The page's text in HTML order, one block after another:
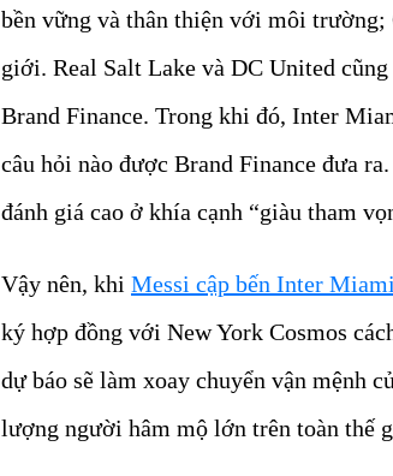
bền vững và thân thiện với môi
giới. Real Salt Lake và DC United
Brand Finance. Trong khi đó, Inter
câu hỏi nào được Brand Finance đưa
đánh giá cao ở khía cạnh “giàu tham
Vậy nên, khi Messi cập bến Inter Miami
ký hợp đồng với New York Cosmos
dự báo sẽ làm xoay chuyển vận mệnh
lượng người hâm mộ lớn trên toàn thế